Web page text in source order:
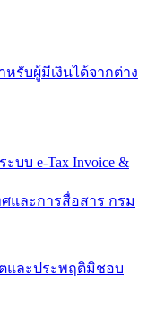
รับผู้มีเงินได้จากต่าง
บบ e-Tax Invoice &
และการสื่อสาร กรม
ตและประพฤติมิชอบ